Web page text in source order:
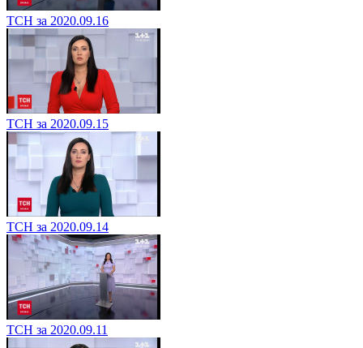
ТСН за 2020.09.16
ТСН за 2020.09.15
ТСН за 2020.09.14
ТСН за 2020.09.11